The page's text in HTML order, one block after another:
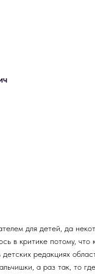
для детей, да
в критике потому, что
редакциях
а раз так, то